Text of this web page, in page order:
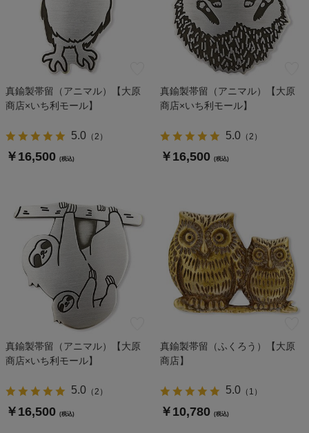
真鍮製帯留（アニマル）【大原
商店×いち利モール】
5.0（2 ）
￥16,500 (税込)
真鍮製帯留（アニマル）【大原
商店×いち利モール】
5.0（2 ）
￥16,500 (税込)
真鍮製帯留（アニマル）【大原
商店×いち利モール】
5.0（2 ）
￥16,500 (税込)
真鍮製帯留（ふくろう）【大原
商店】
5.0（ 1 ）
￥10,780 (税込)